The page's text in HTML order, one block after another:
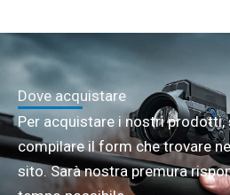
Dove acquistare
Per acquistare i nostri prodotti,
compilare il form che trovare
sito. Sarà nostra premura